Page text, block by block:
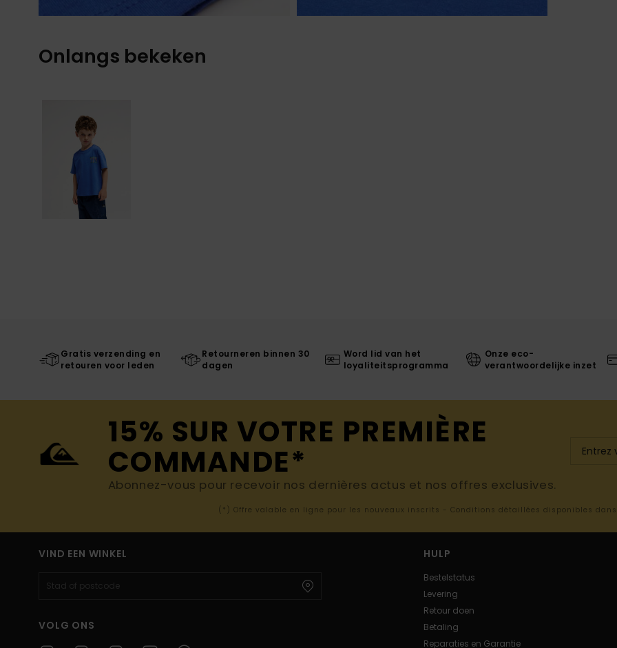
Onlangs bekeken
Gratis verzending en
retouren voor leden
Retourneren binnen 30
dagen
Word lid van het
loyaliteitsprogramma
Onze eco-
verantwoordelijke inzet
15% SUR VOTRE PREMIÈRE
COMMANDE*
Abonnez-vous pour recevoir nos dernières actus et nos offres exclusives.
(*) Offre valable en ligne pour les nouveaux inscrits - Conditions détaillées disponibles
VIND EEN WINKEL
VOLG ONS
HULP
Bestelstatus
Levering
Retour doen
Betaling
Reparaties en Garantie